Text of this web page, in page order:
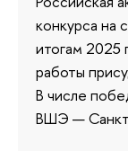
конкурса на
итогам 2025
работы
В числе
ВШЭ —